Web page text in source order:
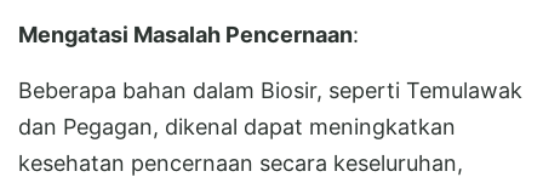
Mengatasi Masalah Pencernaan:
Beberapa bahan dalam Biosir, seperti Temulawak
dan Pegagan, dikenal dapat meningkatkan
kesehatan pencernaan secara keseluruhan,